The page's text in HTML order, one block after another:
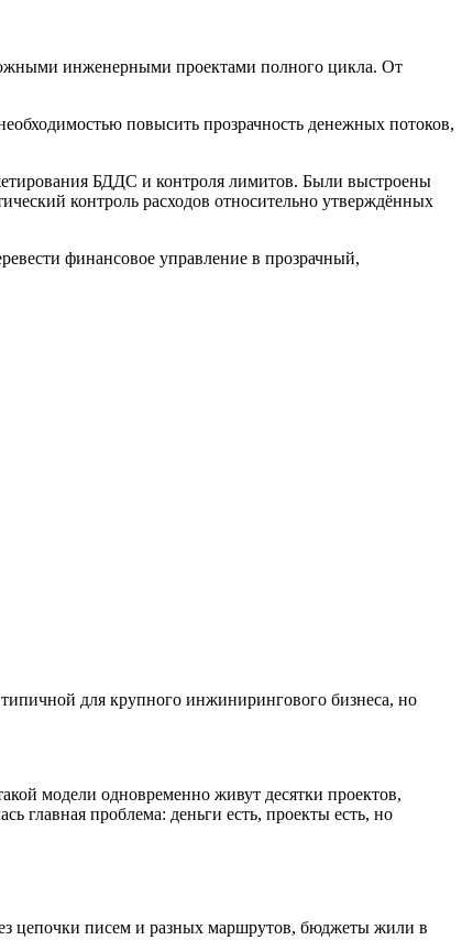
инженерными проектами полного цикла. От
повысить прозрачность денежных потоков,
БДДС и контроля лимитов. Были выстроены
контроль расходов относительно утверждённых
финансовое управление в прозрачный,
для крупного инжинирингового бизнеса, но
модели одновременно живут десятки проектов,
главная проблема: деньги есть, проекты есть, но
цепочки писем и разных маршрутов, бюджеты жили в